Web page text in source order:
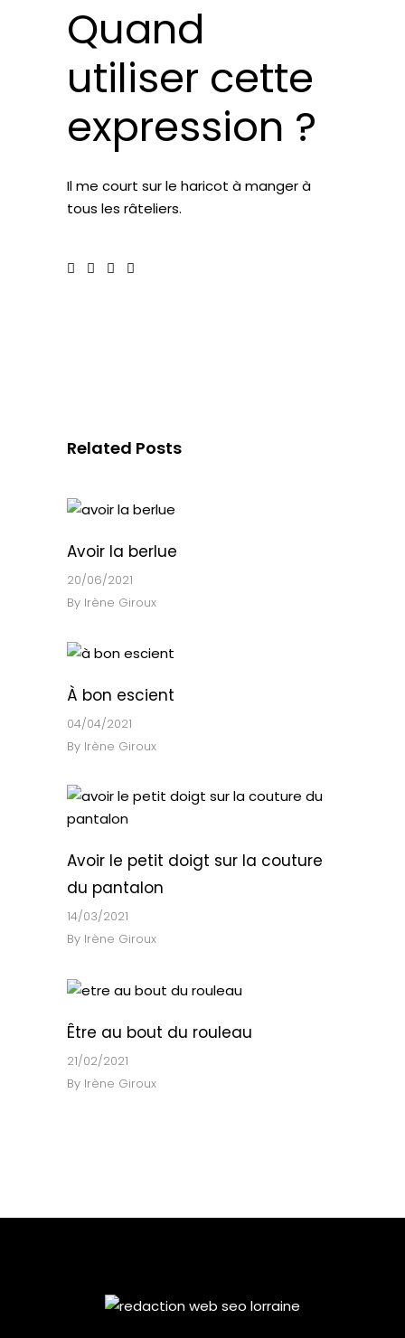
Quand
utiliser cette
expression ?
Il me court sur le haricot à manger à
tous les râteliers.
Related Posts
Avoir la berlue
20/06/2021
By Irène Giroux
À bon escient
04/04/2021
By Irène Giroux
Avoir le petit doigt sur la couture
du pantalon
14/03/2021
By Irène Giroux
Être au bout du rouleau
21/02/2021
By Irène Giroux